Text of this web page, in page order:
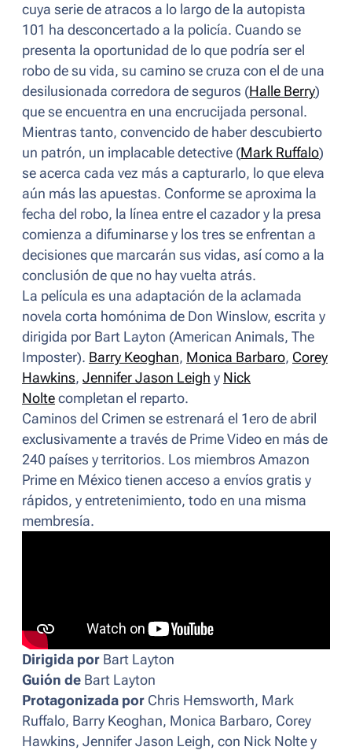
cuya serie de atracos a lo largo de la autopista
101 ha desconcertado a la policía. Cuando se
presenta la oportunidad de lo que podría ser el
robo de su vida, su camino se cruza con el de una
desilusionada corredora de seguros (Halle Berry)
que se encuentra en una encrucijada personal.
Mientras tanto, convencido de haber descubierto
un patrón, un implacable detective (Mark Ruffalo)
se acerca cada vez más a capturarlo, lo que eleva
aún más las apuestas. Conforme se aproxima la
fecha del robo, la línea entre el cazador y la presa
comienza a difuminarse y los tres se enfrentan a
decisiones que marcarán sus vidas, así como a la
conclusión de que no hay vuelta atrás.
La película es una adaptación de la aclamada
novela corta homónima de Don Winslow, escrita y
dirigida por Bart Layton (American Animals, The
Imposter). Barry Keoghan, Monica Barbaro, Corey
Hawkins, Jennifer Jason Leigh y Nick
Nolte completan el reparto.
Caminos del Crimen se estrenará el 1ero de abril
exclusivamente a través de Prime Video en más de
240 países y territorios. Los miembros Amazon
Prime en México tienen acceso a envíos gratis y
rápidos, y entretenimiento, todo en una misma
membresía.
Dirigida por Bart Layton
Guión de Bart Layton
Protagonizada por Chris Hemsworth, Mark
Ruffalo, Barry Keoghan, Monica Barbaro, Corey
Hawkins, Jennifer Jason Leigh, con Nick Nolte y